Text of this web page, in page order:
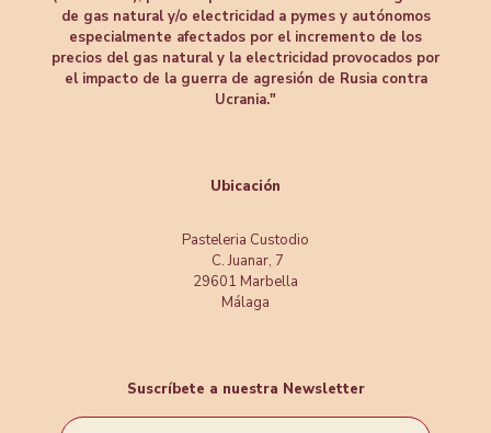
de gas natural y/o electricidad a pymes y autónomos
especialmente afectados por el incremento de los
precios del gas natural y la electricidad provocados por
el impacto de la guerra de agresión de Rusia contra
Ucrania."
Ubicación
Pasteleria Custodio
C. Juanar, 7
29601 Marbella
Málaga
Suscríbete a nuestra Newsletter